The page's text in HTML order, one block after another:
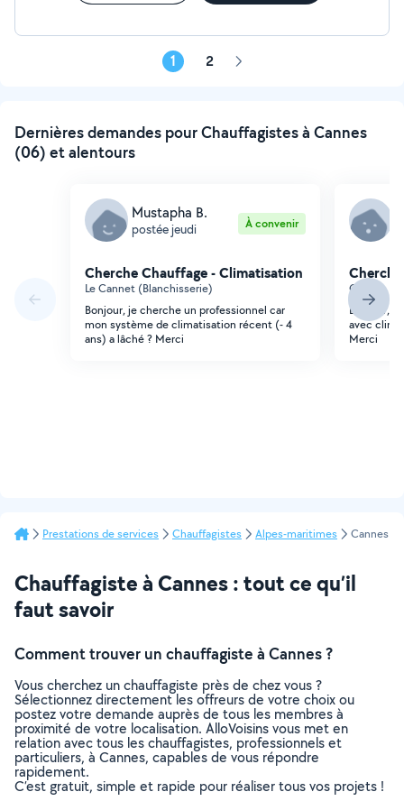
1 2 Page
Dernières demandes pour Chauffagistes à Cannes
(06) et alentours
Mustapha B.
postée jeudi À convenir
Cherche Chauffage - Climatisation
Le Cannet (Blanchisserie)
Bonjour, je cherche un professionnel car
mon système de climatisation récent (- 4
ans) a lâché ? Merci
Cannes
Bonjour,
avec
Merci
Prestations de services Chauffagistes Alpes-maritimes Cannes
Chauffagiste à Cannes : tout ce qu’il
faut savoir
Comment trouver un chauffagiste à Cannes ?
Vous cherchez un chauffagiste près de chez vous ?
Sélectionnez directement les offreurs de votre choix ou
postez votre demande auprès de tous les membres à
proximité de votre localisation. AlloVoisins vous met en
relation avec tous les chauffagistes, professionnels et
particuliers, à Cannes, capables de vous répondre
rapidement.
C’est gratuit, simple et rapide pour réaliser tous vos projets !